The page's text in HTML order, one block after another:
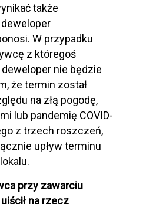
także
W przypadku
z któregoś
nie będzie
że termin został
na złą pogodę,
lub pandemię COVID-
z trzech roszczeń,
upływ terminu
przy zawarciu
na rzecz